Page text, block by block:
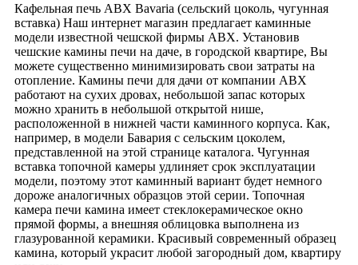
Кафельная печь ABX Bavaria (сельский цоколь, чугунная
вставка) Наш интернет магазин предлагает каминные
модели известной чешской фирмы АВХ. Установив
чешские камины печи на даче, в городской квартире, Вы
можете существенно минимизировать свои затраты на
отопление. Камины печи для дачи от компании АВХ
работают на сухих дровах, небольшой запас которых
можно хранить в небольшой открытой нише,
расположенной в нижней части каминного корпуса. Как,
например, в модели Бавария с сельским цоколем,
представленной на этой странице каталога. Чугунная
вставка топочной камеры удлиняет срок эксплуатации
модели, поэтому этот каминный вариант будет немного
дороже аналогичных образцов этой серии. Топочная
камера печи камина имеет стеклокерамическое окно
прямой формы, а внешняя облицовка выполнена из
глазурованной керамики. Красивый современный образец
камина, который украсит любой загородный дом, квартиру